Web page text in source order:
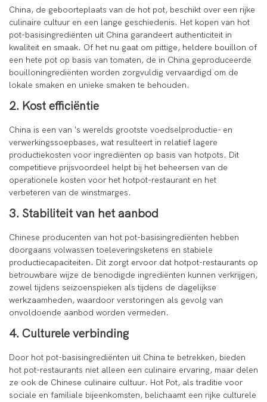
China, de geboorteplaats van de hot pot, beschikt over een rijke
culinaire cultuur en een lange geschiedenis. Het kopen van hot
pot-basisingrediënten uit China garandeert authenticiteit in
kwaliteit en smaak. Of het nu gaat om pittige, heldere bouillon of
een hete pot op basis van tomaten, de in China geproduceerde
bouilloningrediënten worden zorgvuldig vervaardigd om de
lokale smaken en unieke smaken te behouden.
2. Kost efficiëntie
China is een van 's werelds grootste voedselproductie- en
verwerkingssoepbases, wat resulteert in relatief lagere
productiekosten voor ingrediënten op basis van hotpots. Dit
competitieve prijsvoordeel helpt bij het beheersen van de
operationele kosten voor het hotpot-restaurant en het
verbeteren van de winstmarges.
3. Stabiliteit van het aanbod
Chinese producenten van hot pot-basisingrediënten hebben
doorgaans volwassen toeleveringsketens en stabiele
productiecapaciteiten. Dit zorgt ervoor dat hotpot-restaurants op
betrouwbare wijze de benodigde ingrediënten kunnen verkrijgen,
zowel tijdens seizoenspieken als tijdens de dagelijkse
werkzaamheden, waardoor verstoringen als gevolg van
onvoldoende aanbod worden vermeden.
4. Culturele verbinding
Door hot pot-basisingrediënten uit China te betrekken, bieden
hot pot-restaurants niet alleen een culinaire ervaring, maar delen
ze ook de Chinese culinaire cultuur. Hot Pot, als traditie voor
sociale en familiale bijeenkomsten, belichaamt een rijke culturele